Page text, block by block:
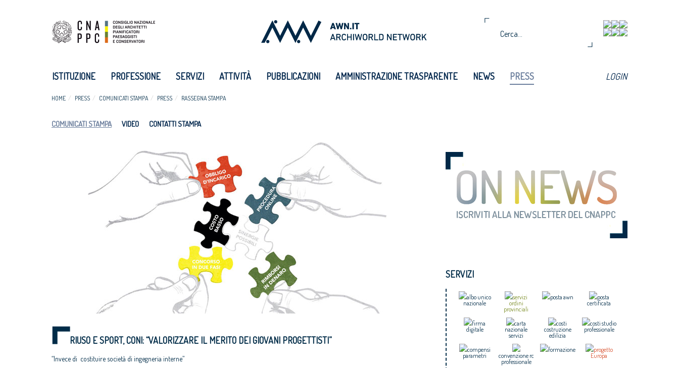
ISTITUZIONE PROFESSIONE SERVIZI ATTIVITÀ PUBBLICAZIONI AMMINISTRAZIONE TRASPARENTE NEWS PRESS LOGIN
HOME PRESS COMUNICATI STAMPA PRESS RASSEGNA STAMPA
COMUNICATI STAMPA VIDEO CONTATTI STAMPA
RIUSO E SPORT, CONI: “VALORIZZARE IL MERITO DEI GIOVANI PROGETTISTI”
“invece di costituire società di ingegneria interne”
SERVIZI
albo unico
nazionale
servizi
ordini
provinciali
posta awn
posta
certificata
firma
digitale
carta
nazionale
servizi
costi
costruzione
edilizia
costi studio
professionale
compensi
parametri
convenzione rc
professionale
formazione
progetto
Europa